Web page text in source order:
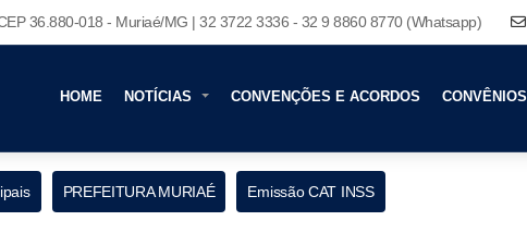
36.880-018 - Muriaé/MG | 32 3722 3336 - 32 9 8860 8770 (Whatsapp)
HOME NOTÍCIAS CONVENÇÕES E ACORDOS CONVÊNIOS
PREFEITURA MURIAÉ Emissão CAT INSS